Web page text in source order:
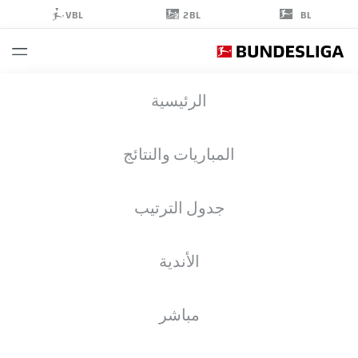
BL
2BL
VBL
الرئيسية
المباريات والنتائج
جدول الترتيب
الأندية
مباشر